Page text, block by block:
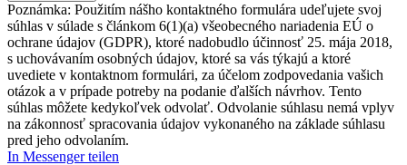
Poznámka: Použitím nášho kontaktného formulára udeľujete svoj
súhlas v súlade s článkom 6(1)(a) všeobecného nariadenia EÚ o
ochrane údajov (GDPR), ktoré nadobudlo účinnosť 25. mája 2018,
s uchovávaním osobných údajov, ktoré sa vás týkajú a ktoré
uvediete v kontaktnom formulári, za účelom zodpovedania vašich
otázok a v prípade potreby na podanie ďalších návrhov. Tento
súhlas môžete kedykoľvek odvolať. Odvolanie súhlasu nemá vplyv
na zákonnosť spracovania údajov vykonaného na základe súhlasu
pred jeho odvolaním.
In Messenger teilen